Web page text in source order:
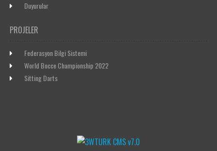
Duyurular
PROJELER
Federasyon Bilgi Sistemi
World Bocce Championship 2022
Sitting Darts